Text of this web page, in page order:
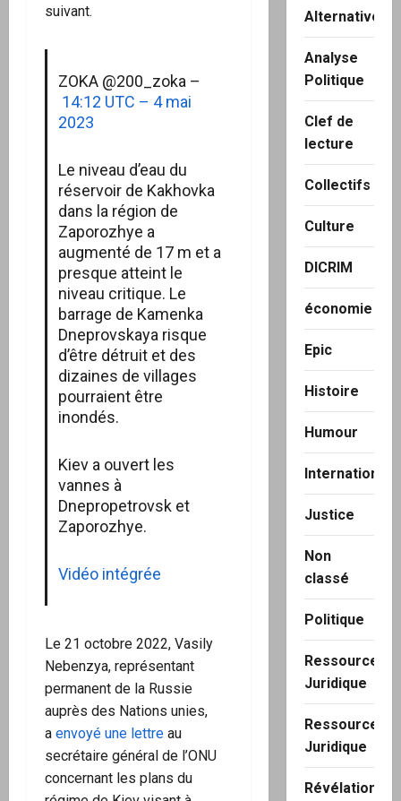
suivant.
ZOKA @200_zoka –
14:12 UTC – 4 mai
2023
Le niveau d’eau du
réservoir de Kakhovka
dans la région de
Zaporozhye a
augmenté de 17 m et a
presque atteint le
niveau critique. Le
barrage de Kamenka
Dneprovskaya risque
d’être détruit et des
dizaines de villages
pourraient être
inondés.
Kiev a ouvert les
vannes à
Dnepropetrovsk et
Zaporozhye.
Vidéo intégrée
Le 21 octobre 2022, Vasily
Nebenzya, représentant
permanent de la Russie
auprès des Nations unies,
a envoyé une lettre au
secrétaire général de l’ONU
concernant les plans du
Alternatives
Analyse
Politique
Clef de
lecture
Collectifs
Culture
DICRIM
économie
Epic
Histoire
Humour
International
Justice
Non
classé
Politique
Ressource
Juridique
Ressource
Juridique
Révélation